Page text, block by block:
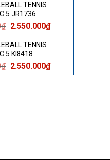
là:
4.000.000₫.
2.550.000₫.
TENNIS
5 JR1736
₫ Giá
là:
4.000.000₫.
2.550.000₫Giá
2.550.000₫.
TENNIS
5 KI8418
₫ Giá
gốc
2.550.000₫Giá
hiện